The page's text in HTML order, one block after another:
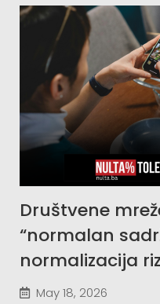
Društvene
“normalan
normalizacija
May 18, 2026